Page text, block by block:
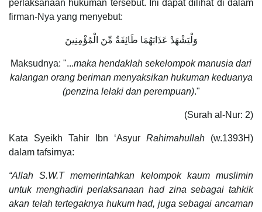
perlaksanaan hukuman tersebut. Ini dapat dilihat di dalam
firman-Nya yang menyebut:
وَلْيَشْهَدْ عَذَابَهُمَا طَائِفَةٌ مِّنَ الْمُؤْمِنِينَ
Maksudnya: "...maka hendaklah sekelompok manusia dari
kalangan orang beriman menyaksikan hukuman keduanya
(penzina lelaki dan perempuan)."
(Surah al-Nur: 2)
Kata Syeikh Tahir Ibn ‘Asyur Rahimahullah(w.1393H)
dalam tafsirnya:
“Allah S.W.T memerintahkan kelompok kaum muslimin
untuk menghadiri perlaksanaan had zina sebagai tahkik
akan telah tertegaknya hukum had, juga sebagai ancaman